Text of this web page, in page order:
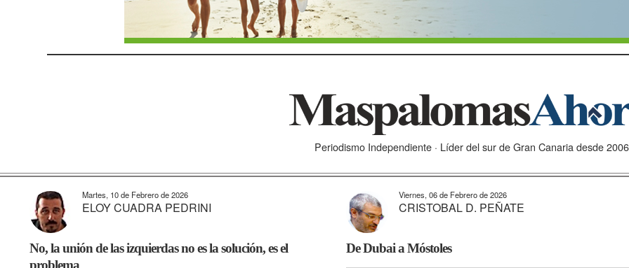
Periodismo Independiente · Líder del sur de Gran Canaria desde 2006
Martes, 10 de Febrero de 2026
ELOY CUADRA PEDRINI
No, la unión de las izquierdas no es la solución, es el
Viernes, 06 de Febrero de 2026
CRISTOBAL D. PEÑATE
De Dubai a Móstoles